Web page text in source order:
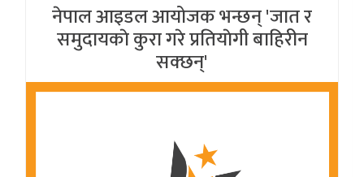
नेपाल आइडल आयोजक भन्छन् 'जात र
समुदायकाे कुरा गरे प्रतियाेगी बाहिरीन
सक्छन्'